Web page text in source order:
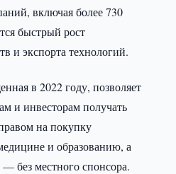
включая более 730
быстрый рост
и экспорта технологий.
в 2022 году, позволяет
и инвесторам получать
на покупку
и образованию, а
— без местного спонсора.